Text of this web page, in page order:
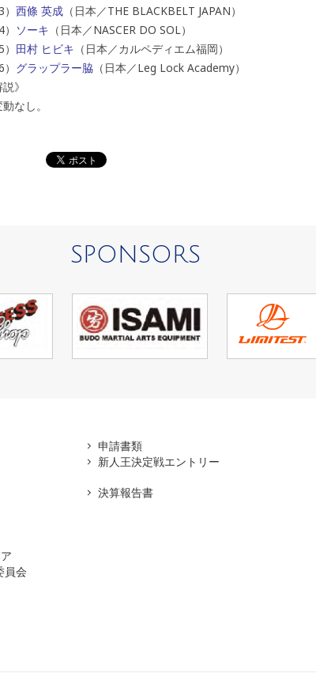
西條 英成 （日本／THE BLACKBELT JAPAN）
ソーキ （日本／NASCER DO SOL）
田村 ヒビキ （日本／カルペディエム福岡）
グラップラー脇 （日本／Leg Lock Academy）
説》
動なし。
SPONSORS
員会
申請書類
新人王決定戦エントリー
決算報告書